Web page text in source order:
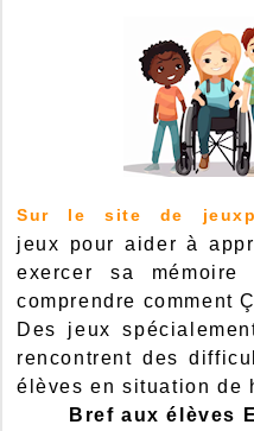
Sur le site de
jeux pour aider à
exercer sa
comprendre comment
Des jeux
rencontrent des
élèves en situation de
Bref aux élèves